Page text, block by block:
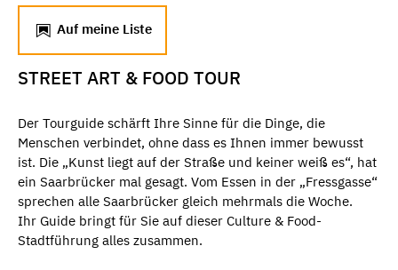
Auf meine Liste
STREET ART & FOOD TOUR
Der Tourguide schärft Ihre Sinne für die Dinge, die
Menschen verbindet, ohne dass es Ihnen immer bewusst
ist. Die „Kunst liegt auf der Straße und keiner weiß es“, hat
ein Saarbrücker mal gesagt. Vom Essen in der „Fressgasse“
sprechen alle Saarbrücker gleich mehrmals die Woche.
Ihr Guide bringt für Sie auf dieser Culture & Food-
Stadtführung alles zusammen.